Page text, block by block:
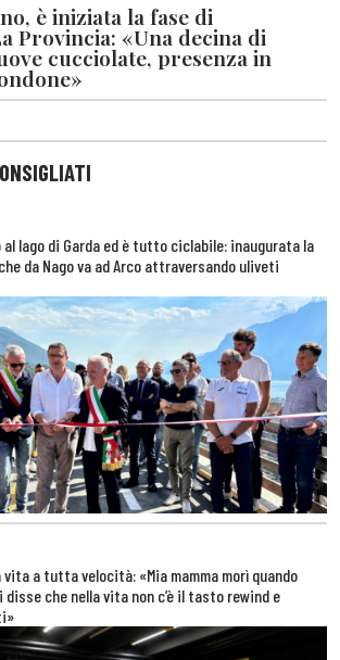
è iniziata la fase di
Provincia: «Una decina di
cucciolate, presenza in
al lago di Garda ed è tutto ciclabile: inaugurata la
da Nago va ad Arco attraversando uliveti
a tutta velocità: «Mia mamma morì quando
disse che nella vita non c’è il tasto rewind e